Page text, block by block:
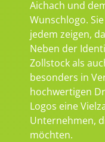
Aichach und
Wunschlogo.
jedem zeigen,
Neben der
Zollstock als
besonders in
hochwertigen
Logos eine
Unternehmen,
möchten.